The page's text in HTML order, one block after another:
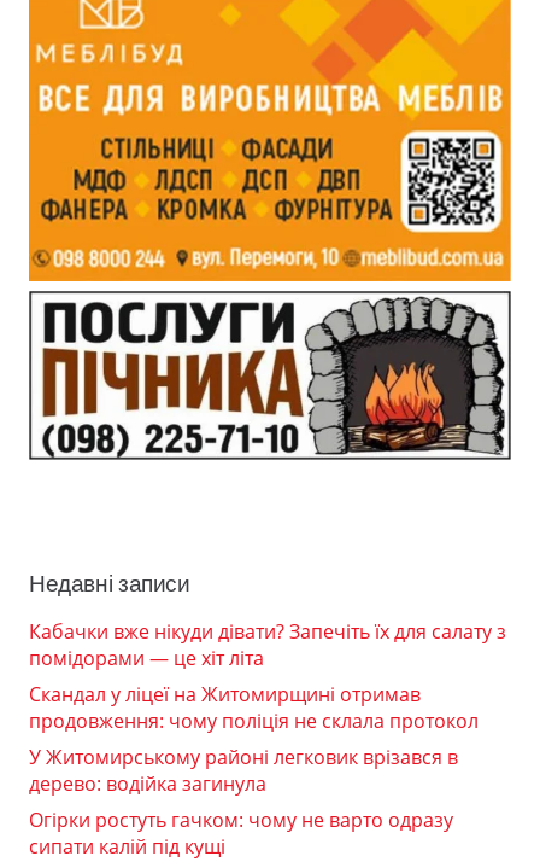
Недавні записи
Кабачки вже нікуди дівати? Запечіть їх для салату з
помідорами — це хіт літа
Скандал у ліцеї на Житомирщині отримав
продовження: чому поліція не склала протокол
У Житомирському районі легковик врізався в
дерево: водійка загинула
Огірки ростуть гачком: чому не варто одразу
сипати калій під кущі